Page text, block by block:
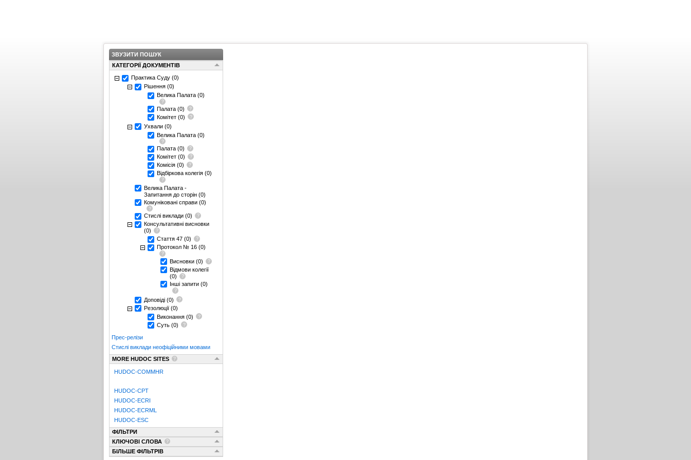
ЗВУЗИТИ ПОШУК
КАТЕГОРІЇ ДОКУМЕНТІВ
Практика Суду (0)
Рішення (0)
Велика Палата (0)
Палата (0)
Комітет (0)
Ухвали (0)
Велика Палата (0)
Палата (0)
Комітет (0)
Комісія (0)
Відбіркова колегія (0)
Велика Палата -
Запитання до сторін (0)
Комуніковані справи (0)
Стислі виклади (0)
Консультативні висновки
(0)
Стаття 47 (0)
Протокол № 16 (0)
Висновки (0)
Відмови колегії
(0)
Інші запити (0)
Доповіді (0)
Резолюції (0)
Виконання (0)
Суть (0)
Прес-релізи
Стислі виклади неофіційними мовами
MORE HUDOC SITES
HUDOC-COMMHR
HUDOC-CPT
HUDOC-ECRI
HUDOC-ECRML
HUDOC-ESC
ФІЛЬТРИ
КЛЮЧОВІ СЛОВА
БІЛЬШЕ ФІЛЬТРІВ